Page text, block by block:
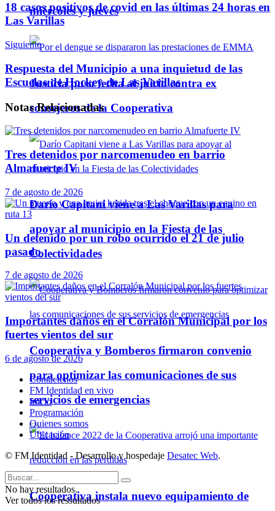
miércoles y jueves
Justicia puso fecha al juicio contra ex
consejeros de la Cooperativa
Darío Capitani viene a Las Varillas para
apoyar al municipio en la Fiesta de las
Colectividades
Cooperativa y Bomberos firmaron convenio
para optimizar las comunicaciones de sus
servicios de emergencias
Cooperativa instala nuevo equipamiento de
18 casos positivos de covid en las últimas 24 horas en
Las Varillas
Siguiente
Respuesta del Municipio a una inquietud de las
Escuelas de Hockey de Las Varillas
NotasRelacionadas
Tres detenidos por narcomenudeo en barrio
Almafuerte IV
7 de agosto de 2026
Un detenido por un robo ocurrido el 21 de julio
pasado
7 de agosto de 2026
Importantes daños en el Corralón Municipal por los
fuertes vientos del sur
6 de agosto de 2026
Contáctenos
FM Identidad en vivo
Inicio
Programación
Quienes somos
Ubicación
© FM Identidad - Desarrollo y hospedaje Desatec Web.
No hay resultados.
Ver todos los ressultados